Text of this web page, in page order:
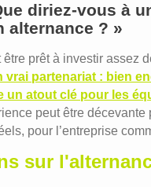
diriez-vous à
alternance ? »
être prêt à investir assez
vrai partenariat : bien
un atout clé pour les
peut être
pour l’entreprise
sur